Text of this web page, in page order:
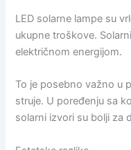
LED solarne lampe su
ukupne troškove.
električnom energijom.
To je posebno važno u
struje. U poređenju sa
solarni izvori su bolji za